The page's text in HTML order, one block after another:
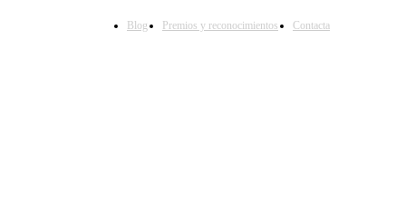
Blog Premios y reconocimientos Contacta